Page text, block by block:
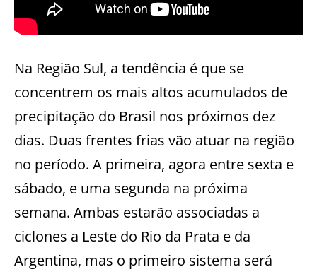
Na Região Sul, a tendência é que se
concentrem os mais altos acumulados de
precipitação do Brasil nos próximos dez
dias. Duas frentes frias vão atuar na região
no período. A primeira, agora entre sexta e
sábado, e uma segunda na próxima
semana. Ambas estarão associadas a
ciclones a Leste do Rio da Prata e da
Argentina, mas o primeiro sistema será